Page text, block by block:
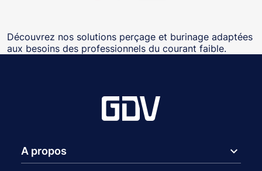
Découvrez nos solutions perçage et burinage adaptées
aux besoins des professionnels du courant faible.
A propos expand_more